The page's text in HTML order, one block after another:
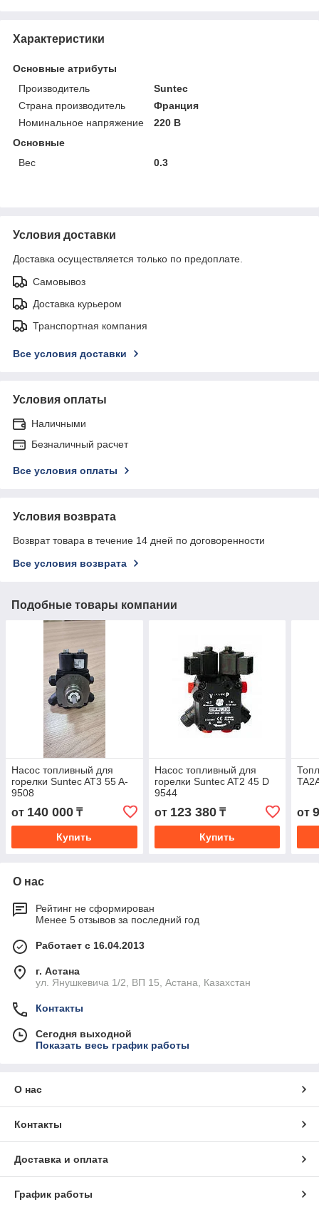
Характеристики
Основные атрибуты
Производитель
Suntec
Страна производитель
Франция
Номинальное напряжение
220 В
Основные
Вес
0.3
Условия доставки
Доставка осуществляется только по предоплате.
Самовывоз
Доставка курьером
Транспортная компания
Все условия доставки
Условия оплаты
Наличными
Безналичный расчет
Все условия оплаты
Условия возврата
Возврат товара в течение 14 дней по договоренности
Все условия возврата
Подобные товары компании
Насос топливный для
горелки Suntec AT3 55 A-
9508
от 140 000 ₸
Купить
Насос топливный для
горелки Suntec AT2 45 D
9544
от 123 380₸
Купить
от
О нас
Рейтинг не сформирован
Менее 5 отзывов за последний год
Работает с 16.04.2013
г. Астана
ул. Янушкевича 1/2, ВП 15, Астана, Казахстан
Контакты
Сегодня выходной
Показать весь график работы
О нас
Контакты
Доставка и оплата
График работы